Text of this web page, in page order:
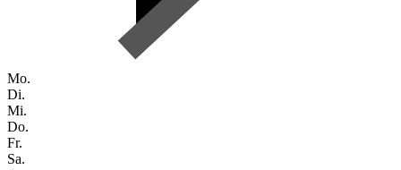
Mo.
Di.
Mi.
Do.
Fr.
Sa.